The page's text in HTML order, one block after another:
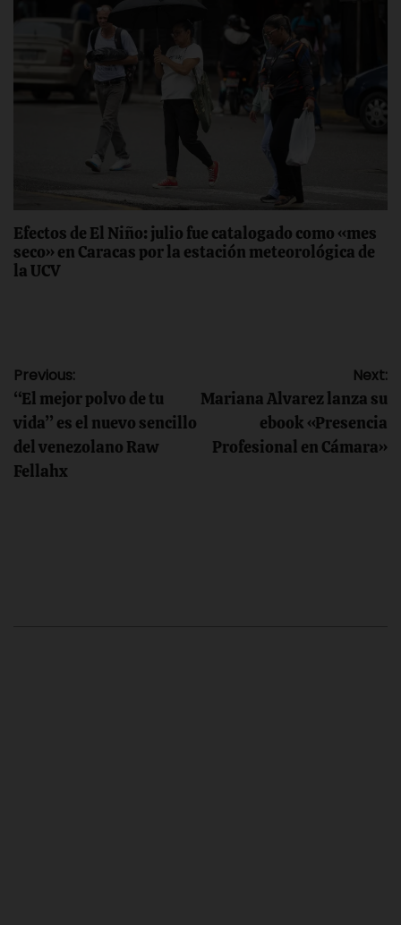
Efectos de El Niño: julio fue catalogado como «mes
seco» en Caracas por la estación meteorológica de
la UCV
Navegación
de
entradas
Previous:
“El mejor polvo de tu
vida” es el nuevo sencillo
del venezolano Raw
Fellahx
Next:
Mariana Alvarez lanza su
ebook «Presencia
Profesional en Cámara»